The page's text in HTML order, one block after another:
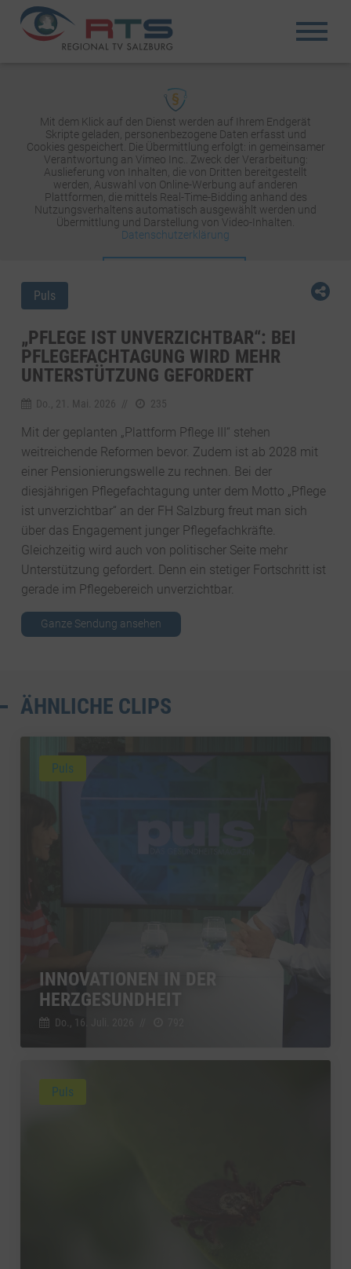
Mit dem Klick auf den Dienst werden auf Ihrem Endgerät
Skripte geladen, personenbezogene Daten erfasst und
Cookies gespeichert. Die Übermittlung erfolgt: in gemeinsamer
Verantwortung an Vimeo Inc.. Zweck der Verarbeitung:
Auslieferung von Inhalten, die von Dritten bereitgestellt
werden, Auswahl von Online-Werbung auf anderen
Plattformen, die mittels Real-Time-Bidding anhand des
Nutzungsverhaltens automatisch ausgewählt werden und
Übermittlung und Darstellung von Video-Inhalten.
Datenschutzerklärung
Puls
„PFLEGE IST UNVERZICHTBAR“: BEI
PFLEGEFACHTAGUNG WIRD MEHR
UNTERSTÜTZUNG GEFORDERT
Do., 21. Mai. 2026 235
Mit der geplanten „Plattform Pflege III“ stehen
weitreichende Reformen bevor. Zudem ist ab 2028 mit
einer Pensionierungswelle zu rechnen. Bei der
diesjährigen Pflegefachtagung unter dem Motto „Pflege
ist unverzichtbar“ an der FH Salzburg freut man sich
über das Engagement junger Pflegefachkräfte.
Gleichzeitig wird auch von politischer Seite mehr
Unterstützung gefordert. Denn ein stetiger Fortschritt ist
gerade im Pflegebereich unverzichtbar.
Ganze Sendung ansehen
ÄHNLICHE CLIPS
INNOVATIONEN IN DER
HERZGESUNDHEIT
Do., 16. Juli. 2026
Puls
Puls